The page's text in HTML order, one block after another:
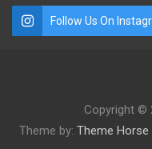
Follow Us On
Copyright ©
Theme by: Theme Horse